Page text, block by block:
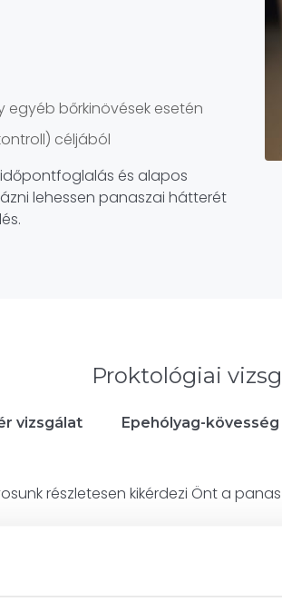
egyéb bőrkinövések esetén
céljából
és alapos
lehessen panaszai hátterét
Proktológiai
vizsgálat Epehólyag-kövesség
részletesen kikérdezi Önt a
külső megtekintését, majd
műszerekkel (pl. proktoszkóp,